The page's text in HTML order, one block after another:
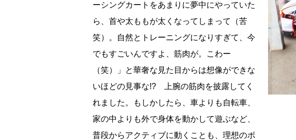
ーシングカートをあまりに夢中にやっていた
ら、首や太ももが太くなってしまって（苦
笑）。自然とトレーニングになりすぎて、今
でもすごいんですよ、筋肉が。こわー
（笑）」と華奢な見た目からは想像ができな
いほどの見事な!? 上腕の筋肉を披露してく
れました。もしかしたら、車よりも自転車、
家の中よりも外で身体を動かして遊ぶなど、
普段からアクティブに動くことも、理想のボ